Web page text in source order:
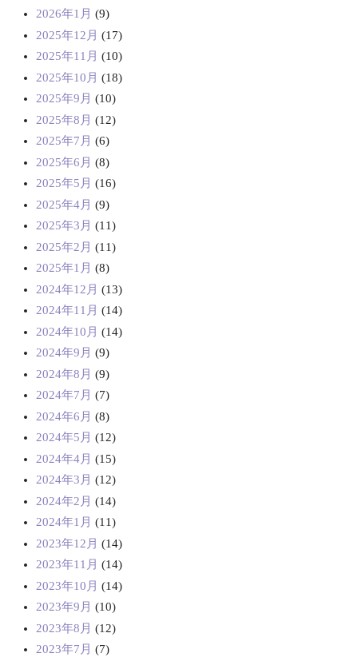
2026年1月 (9)
2025年12月 (17)
2025年11月 (10)
2025年10月 (18)
2025年9月 (10)
2025年8月 (12)
2025年7月 (6)
2025年6月 (8)
2025年5月 (16)
2025年4月 (9)
2025年3月 (11)
2025年2月 (11)
2025年1月 (8)
2024年12月 (13)
2024年11月 (14)
2024年10月 (14)
2024年9月 (9)
2024年8月 (9)
2024年7月 (7)
2024年6月 (8)
2024年5月 (12)
2024年4月 (15)
2024年3月 (12)
2024年2月 (14)
2024年1月 (11)
2023年12月 (14)
2023年11月 (14)
2023年10月 (14)
2023年9月 (10)
2023年8月 (12)
2023年7月 (7)